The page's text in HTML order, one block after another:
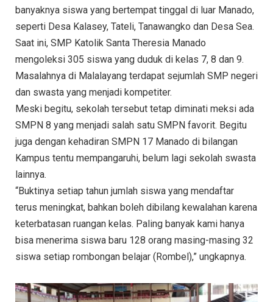
banyaknya siswa yang bertempat tinggal di luar Manado,
seperti Desa Kalasey, Tateli, Tanawangko dan Desa Sea.
Saat ini, SMP Katolik Santa Theresia Manado
mengoleksi 305 siswa yang duduk di kelas 7, 8 dan 9.
Masalahnya di Malalayang terdapat sejumlah SMP negeri
dan swasta yang menjadi kompetiter.
Meski begitu, sekolah tersebut tetap diminati meksi ada
SMPN 8 yang menjadi salah satu SMPN favorit. Begitu
juga dengan kehadiran SMPN 17 Manado di bilangan
Kampus tentu mempangaruhi, belum lagi sekolah swasta
lainnya.
“Buktinya setiap tahun jumlah siswa yang mendaftar
terus meningkat, bahkan boleh dibilang kewalahan karena
keterbatasan ruangan kelas. Paling banyak kami hanya
bisa menerima siswa baru 128 orang masing-masing 32
siswa setiap rombongan belajar (Rombel),” ungkapnya.